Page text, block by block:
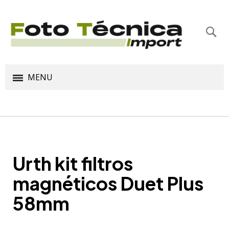
MENU
Urth kit filtros
magnéticos Duet Plus
58mm